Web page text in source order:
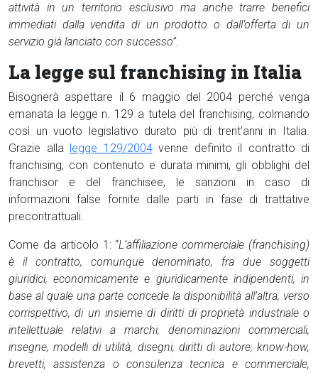
attività in un territorio esclusivo ma anche trarre benefici
immediati dalla vendita di un prodotto o dall’offerta di un
servizio già lanciato con successo”.
La legge sul franchising in Italia
Bisognerà aspettare il 6 maggio del 2004 perché venga
emanata la legge n. 129 a tutela del franchising, colmando
così un vuoto legislativo durato più di trent’anni in Italia.
Grazie alla legge 129/2004venne definito il contratto di
franchising, con contenuto e durata minimi, gli obblighi del
franchisor e del franchisee, le sanzioni in caso di
informazioni false fornite dalle parti in fase di trattative
precontrattuali.
Come da articolo 1: “L’affiliazione commerciale (franchising)
è il contratto, comunque denominato, fra due soggetti
giuridici, economicamente e giuridicamente indipendenti, in
base al quale una parte concede la disponibilità all’altra, verso
corrispettivo, di un insieme di diritti di proprietà industriale o
intellettuale relativi a marchi, denominazioni commerciali,
insegne, modelli di utilità, disegni, diritti di autore, know-how,
brevetti, assistenza o consulenza tecnica e commerciale,